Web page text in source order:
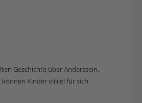
Geschichte über Anderssein,
Kinder viiiiiel für sich